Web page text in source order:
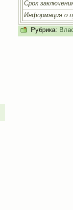
Срок
Информация о
Рубрика: